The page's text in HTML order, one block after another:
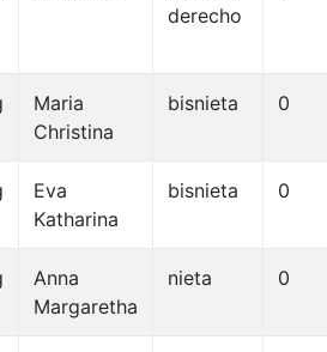
derecho
Maria
Christina
bisnieta 0
Eva
Katharina
bisnieta 0
Anna
Margaretha
nieta 0